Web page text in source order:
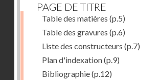
PAGE DE TITRE
Table des matières (p.5)
Table des gravures (p.6)
Liste des constructeurs (p.7)
Plan d'indexation(p.9)
Bibliographie(p.12)